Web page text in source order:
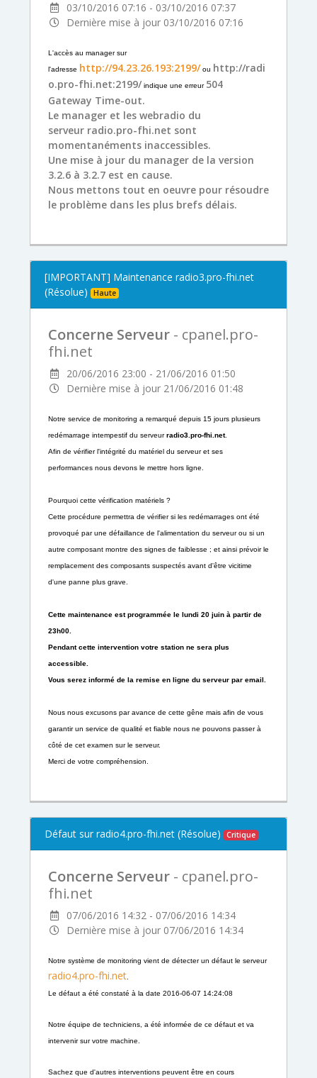
03/10/2016 07:16 - 03/10/2016 07:37
Dernière mise à jour 03/10/2016 07:16
L'accès au manager sur
l'adresse http://94.23.26.193:2199/ ou http://radi
o.pro-fhi.net:2199/ indique une erreur 504
Gateway Time-out.
Le manager et les webradio du
serveur radio.pro-fhi.net sont
momentanéments inaccessibles.
Une mise à jour du manager de la version
3.2.6 à 3.2.7 est en cause.
Nous mettons tout en oeuvre pour résoudre
le problème dans les plus brefs délais.
[IMPORTANT] Maintenance radio3.pro-fhi.net
(Résolue)
Haute
Concerne Serveur- cpanel.pro-
fhi.net
20/06/2016 23:00 - 21/06/2016 01:50
Dernière mise à jour 21/06/2016 01:48
Notre service de monitoring a remarqué depuis 15 jours plusieurs
redémarrage intempestif du serveurradio3.pro-fhi.net.
Afin de vérifier l'intégrité du matériel du serveur et ses
performances nous devons le mettre hors ligne.
Pourquoi cette vérification matériels ?
Cette procédure permettra de vérifier si les redémarrages ont été
provoqué par une défaillance de l'alimentation du serveur ou si un
autre composant montre des signes de faiblesse ; et ainsi prévoir le
remplacement des composants suspectés avant d'être vicitime
d'une panne plus grave.
Cette maintenance est programmée le lundi 20 juin à partir de
23h00.
Pendant cette intervention votre station ne sera plus
accessible.
Vous serez informé de la remise en ligne du serveur par email.
Nous nous excusons par avance de cette gêne mais afin de vous
garantir un service de qualité et fiable nous ne pouvons passer à
côté de cet examen sur le serveur.
Merci de votre compréhension.
Défaut sur radio4.pro-fhi.net (Résolue) Critique
Concerne Serveur- cpanel.pro-
fhi.net
07/06/2016 14:32 - 07/06/2016 14:34
Dernière mise à jour 07/06/2016 14:34
Notre système de monitoring vient de détecter un défaut le serveur
radio4.pro-fhi.net.
Le défaut a été constaté à la date 2016-06-07 14:24:08
Notre équipe de techniciens, a été informée de ce défaut et va
intervenir sur votre machine.
Sachez que d'autres interventions peuvent être en cours